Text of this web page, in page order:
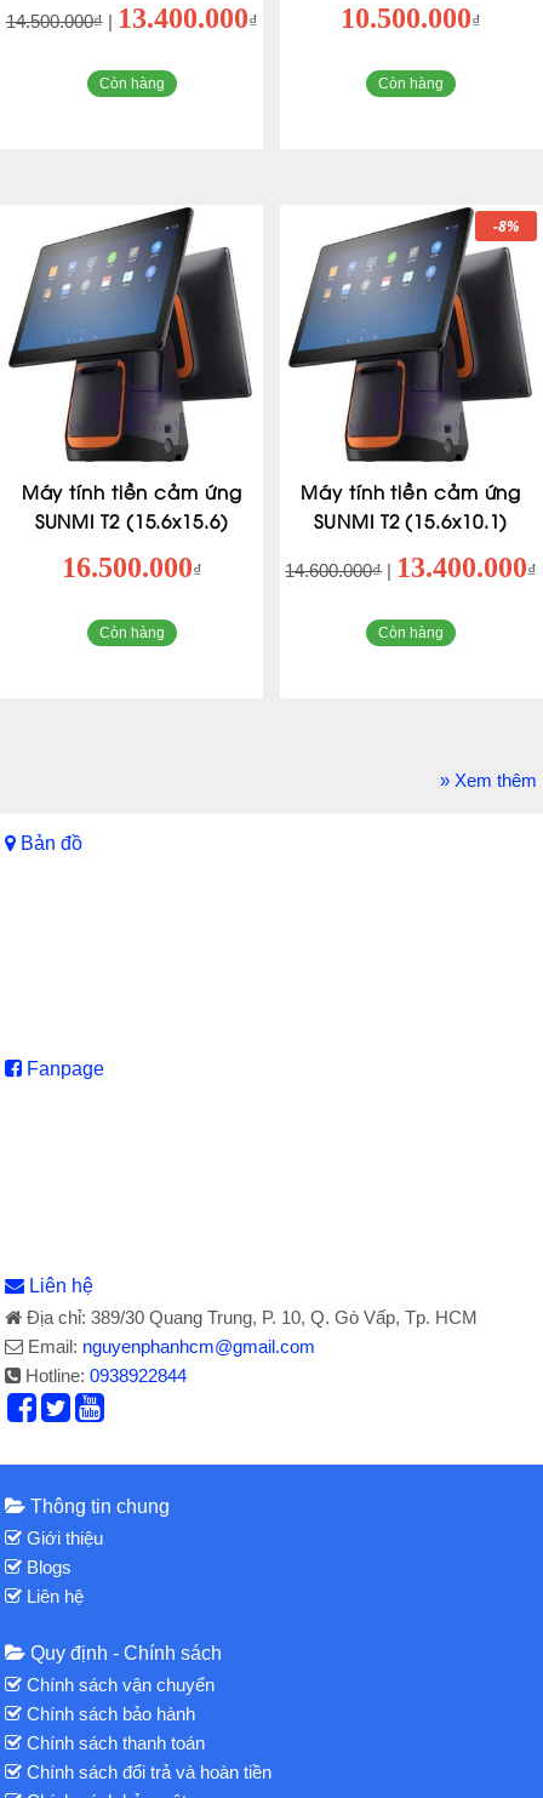
14.500.000₫| 13.400.000₫
Còn hàng
10.500.000₫
Còn hàng
Máy tính tiền cảm ứng
SUNMI T2 (15.6x15.6)
16.500.000₫
Còn hàng
Máy tính tiền cảm ứng
SUNMI T2 (15.6x10.1)
14.600.000₫| 13.400.000₫
-8%
Còn hàng
» Xem thêm
Bản đồ
Fanpage
Liên hệ
Địa chỉ: 389/30 Quang Trung, P. 10, Q. Gò Vấp, Tp. HCM
Email: nguyenphanhcm@gmail.com
Hotline:0938922844
Thông tin chung
Giới thiệu
Blogs
Liên hệ
Quy định - Chính sách
Chính sách vận chuyển
Chính sách bảo hành
Chính sách thanh toán
Chính sách đổi trả và hoàn tiền